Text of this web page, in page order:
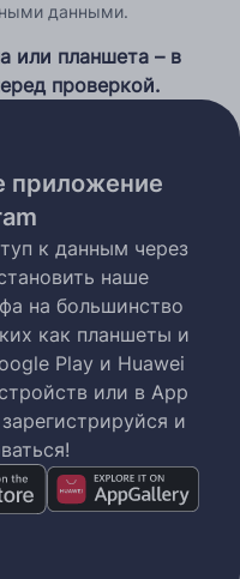
данными.
или планшета – в
проверкой.
приложение
к данным через
наше
на большинство
как планшеты и
Play и Huawei
или в App
и